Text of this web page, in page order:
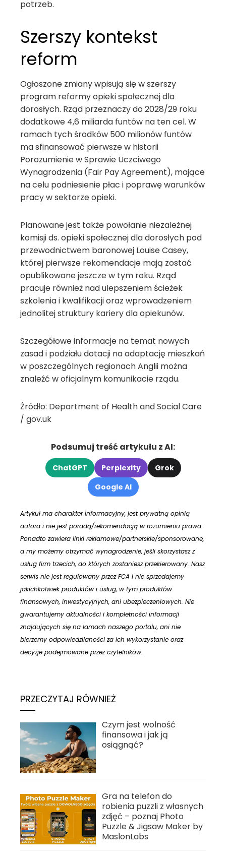
potrzeb.
Szerszy kontekst
reform
Ogłoszone zmiany wpisują się w szerszy
program reformy opieki społecznej dla
dorosłych. Rząd przeznaczy do 2028/29 roku
dodatkowe 4,6 miliarda funtów na ten cel. W
ramach tych środków 500 milionów funtów
ma sfinansować pierwsze w historii
Porozumienie w Sprawie Uczciwego
Wynagrodzenia (Fair Pay Agreement), mające
na celu podniesienie płac i poprawę warunków
pracy w sektorze opieki.
Planowane jest także powołanie niezależnej
komisji ds. opieki społecznej dla dorosłych pod
przewodnictwem baronowej Louise Casey,
której pierwsze rekomendacje mają zostać
opublikowane jeszcze w tym roku. Rząd
pracuje również nad ulepszeniem ścieżek
szkolenia i kwalifikacji oraz wprowadzeniem
jednolitej struktury kariery dla opiekunów.
Szczegółowe informacje na temat nowych
zasad i podziału dotacji na adaptację mieszkań
w poszczególnych regionach Anglii można
znaleźć w oficjalnym komunikacie rządu.
Źródło: Department of Health and Social Care
/ gov.uk
Podsumuj treść artykułu z AI:
ChatGPT Perplexity
Grok
Google AI
Artykuł ma charakter informacyjny, jest prywatną opinią
autora i nie jest poradą/rekomendacją w rozumieniu prawa.
Ponadto zawiera linki reklamowe/partnerskie/sponsorowane,
a my możemy otrzymać wynagrodzenie, jeśli skorzystasz z
usług firm trzecich, do których zostaniesz przekierowany. Nasz
serwis nie jest regulowany przez FCA i nie sprzedajemy
jakichkolwiek produktów i usług, w tym produktów
finansowych, inwestycyjnych, ani ubezpieczeniowych. Nie
gwarantujemy aktualności i kompletności informacji
znajdujących się na łamach naszego portalu, ani nie
bierzemy odpowiedzilaności za ich wykorzystanie oraz
decyzje podejmowane przez czytelników.
PRZECZYTAJ RÓWNIEŻ
Czym jest wolność
finansowa i jak ją
osiągnąć?
Gra na telefon do
robienia puzzli z własnych
zdjęć – poznaj Photo
Puzzle & Jigsaw Maker by
MaslonLabs